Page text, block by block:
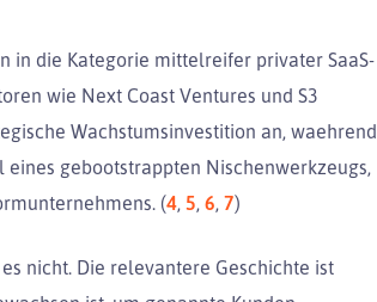
in die Kategorie mittelreifer privater SaaS-
wie Next Coast Ventures und S3
Wachstumsinvestition an, waehrend
gebootstrappten Nischenwerkzeugs,
(4, 5, 6, 7)
nicht. Die relevantere Geschichte ist